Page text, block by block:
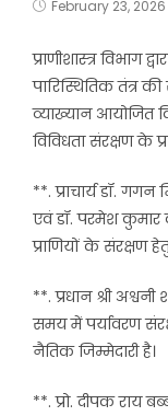
February 23, 2026
प्राणीशास्त्र विभाग
पारिस्थितिक तंत्र
व्याख्यान आयोजित
विविधता संरक्षण के
**. प्राचार्य डॉ.
एवं डॉ. परमेश कुमार
प्राणियों के संरक्षण
**. प्रधान श्री
समय में पर्यावरण
नैतिक जिम्मेदारी है।
**. प्रो. दीपक राय